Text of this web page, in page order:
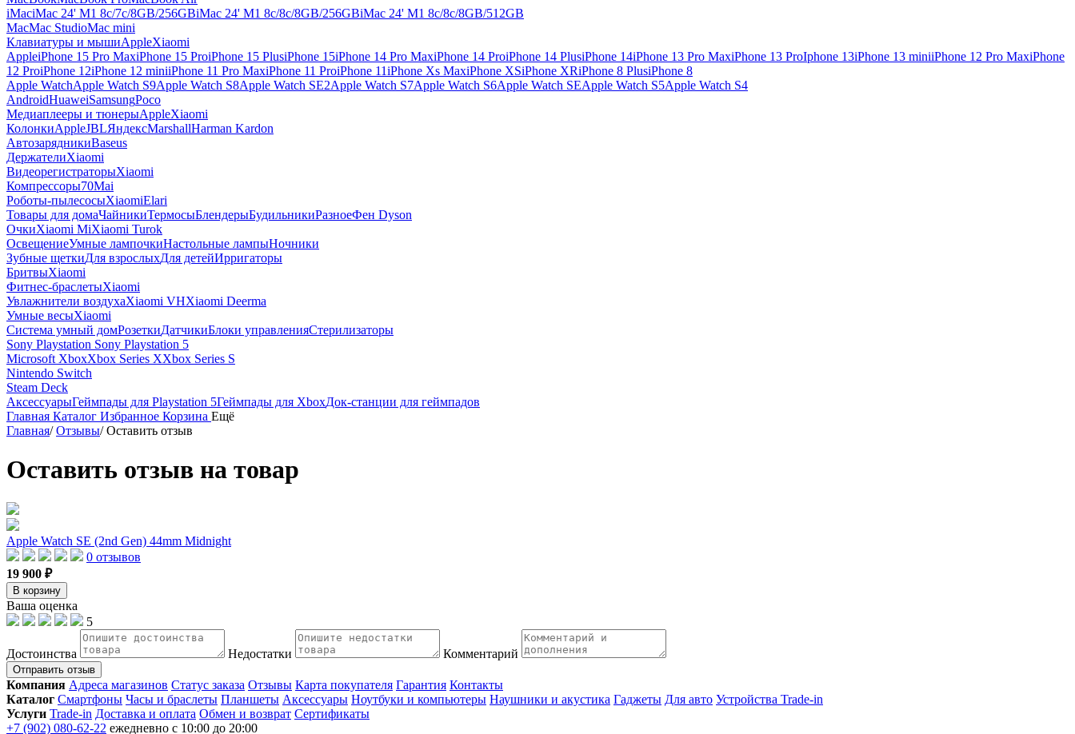
iMaciMac 24' M1 8c/7c/8GB/256GBiMac 24' M1 8c/8c/8GB/256GBiMac 24' M1 8c/8c/8GB/512GB
MacMac StudioMac mini
Клавиатуры и мышиAppleXiaomi
AppleiPhone 15 Pro MaxiPhone 15 ProiPhone 15 PlusiPhone 15iPhone 14 Pro MaxiPhone 14 ProiPhone 14 PlusiPhone 14iPhone 13 Pro MaxiPhone 13 ProIphone 13iPhone 13 miniiPhone 12 Pro MaxiPhone
12 ProiPhone 12iPhone 12 miniiPhone 11 Pro MaxiPhone 11 ProiPhone 11iPhone Xs MaxiPhone XSiPhone XRiPhone 8 PlusiPhone 8
Apple WatchApple Watch S9Apple Watch S8Apple Watch SE2Apple Watch S7Apple Watch S6Apple Watch SEApple Watch S5Apple Watch S4
AndroidHuaweiSamsungPoco
Медиаплееры и тюнерыAppleXiaomi
КолонкиAppleJBLЯндексMarshallHarman Kardon
АвтозарядникиBaseus
ДержателиXiaomi
ВидеорегистраторыXiaomi
Компрессоры70Mai
Роботы-пылесосыXiaomiElari
Товары для домаЧайникиТермосыБлендерыБудильникиРазноеФен Dyson
ОчкиXiaomi MiXiaomi Turok
ОсвещениеУмные лампочкиНастольные лампыНочники
Зубные щеткиДля взрослыхДля детейИрригаторы
БритвыXiaomi
Фитнес-браслетыXiaomi
Увлажнители воздухаXiaomi VHXiaomi Deerma
Умные весыXiaomi
Система умный домРозеткиДатчикиБлоки управленияСтерилизаторы
Sony Playstation Sony Playstation 5
Microsoft XboxXbox Series XXbox Series S
Nintendo Switch
Steam Deck
АксессуарыГеймпады для Playstation 5Геймпады для XboxДок-станции для геймпадов
Главная Каталог Избранное Корзина Ещё
Главная/ Отзывы/ Оставить отзыв
Оставить отзыв на товар
Apple Watch SE (2nd Gen) 44mm Midnight
0 отзывов
19 900 ₽
В корзину
Ваша оценка
5
Достоинства Недостатки Комментарий
Отправить отзыв
Компания Адреса магазинов Статус заказа Отзывы Карта покупателя Гарантия Контакты
Каталог Смартфоны Часы и браслеты Планшеты Аксессуары Ноутбуки и компьютеры Наушники и акустика Гаджеты Для авто Устройства Trade-in
Услуги Trade-in Доставка и оплата Обмен и возврат Сертификаты
+7 (902) 080-62-22 ежедневно с 10:00 до 20:00